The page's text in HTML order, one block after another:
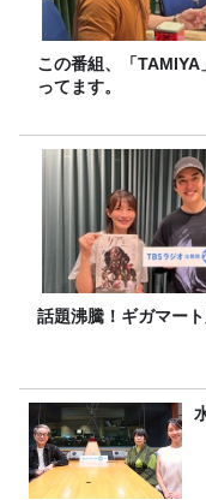
この番組、「TAMIYA
ってます。
話題沸騰！ギガマート